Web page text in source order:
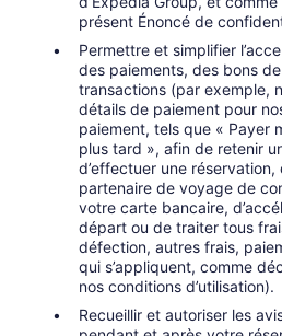
présent Énoncé de
Permettre et simplifier
des paiements, des bons
transactions (par exemple,
détails de paiement pour
paiement, tels que « Payer
plus tard », afin de retenir
d’effectuer une
partenaire de voyage de
votre carte bancaire,
départ ou de traiter tous
défection, autres frais,
qui s’appliquent, comme
nos conditions d’utilisation).
Recueillir et autoriser les